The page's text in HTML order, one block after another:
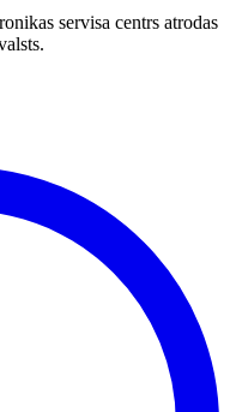
servisa centrs atrodas